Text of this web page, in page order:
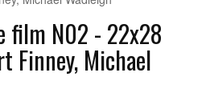
film N02 - 22x28
Finney, Michael